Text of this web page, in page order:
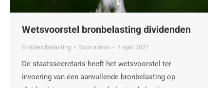
Wetsvoorstel bronbelasting dividenden
Dividendbelasting Door admin 1 april 2021
De staatssecretaris heeft het wetsvoorstel ter
invoering van een aanvullende bronbelasting op